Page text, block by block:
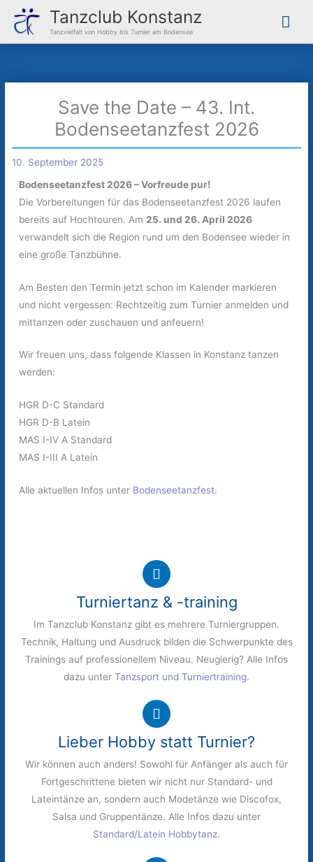
Inhalt
springen
Tanzclub Konstanz
Tanzvielfalt von Hobby bis Turnier am Bodensee
Save the Date – 43. Int.
Bodenseetanzfest 2026
10. September 2025
Bodenseetanzfest 2026 – Vorfreude pur!
Die Vorbereitungen für das Bodenseetanzfest 2026 laufen
bereits auf Hochtouren. Am 25. und 26. April 2026
verwandelt sich die Region rund um den Bodensee wieder in
eine große Tanzbühne.
Am Besten den Termin jetzt schon im Kalender markieren
und nicht vergessen: Rechtzeitig zum Turnier anmelden und
mittanzen oder zuschauen und anfeuern!
Wir freuen uns, dass folgende Klassen in Konstanz tanzen
werden:
HGR D-C Standard
HGR D-B Latein
MAS I-IV A Standard
MAS I-III A Latein
Alle aktuellen Infos unter Bodenseetanzfest.
Turniertanz & -training
Im Tanzclub Konstanz gibt es mehrere Turniergruppen.
Technik, Haltung und Ausdruck bilden die Schwerpunkte des
Trainings auf professionellem Niveau. Neugierig? Alle Infos
dazu unter Tanzsport und Turniertraining.
Lieber Hobby statt Turnier?
Wir können auch anders! Sowohl für Anfänger als auch für
Fortgeschrittene bieten wir nicht nur Standard- und
Lateintänze an, sondern auch Modetänze wie Discofox,
Salsa und Gruppentänze. Alle Infos dazu unter
Standard/Latein Hobbytanz.